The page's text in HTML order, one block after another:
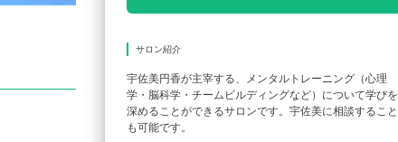
サロン紹介
宇佐美円香が主宰する、メンタルトレーニング（心理
学・脳科学・チームビルディングなど）について学びを
深めることができるサロンです。宇佐美に相談すること
も可能です。